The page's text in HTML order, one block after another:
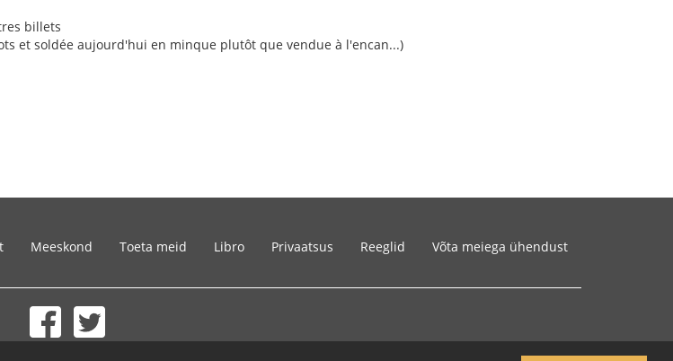
billets
et soldée aujourd'hui en minque plutôt que vendue à l'encan...)
Meeskond Toeta meid Libro Privaatsus Reeglid Võta meiega ühendust